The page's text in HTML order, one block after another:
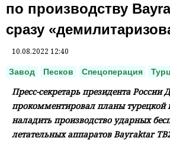
по производству
сразу
10.08.2022 12:40
Завод Песков Спецоперация
Пресс-секретарь президента России
прокомментировал планы турецкой
наладить производство ударных
летательных аппаратов Bayraktar